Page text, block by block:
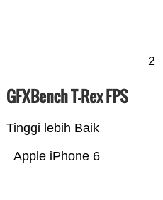
2
GFXBench T-Rex FPS
Tinggi lebih Baik
Apple iPhone 6